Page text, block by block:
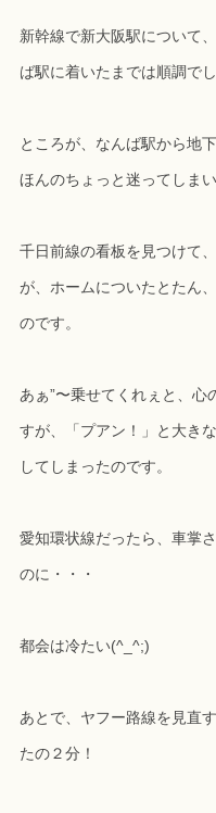
新幹線で新大阪駅について
ば駅に着いたまでは順調でし
ところが、なんば駅から地
ほんのちょっと迷ってしまい
千日前線の看板を見つけて
が、ホームについたとたん
のです。
あぁ”〜乗せてくれぇと、
すが、「プアン！」と大き
してしまったのです。
愛知環状線だったら、車掌
のに・・・
都会は冷たい(^_^;)
あとで、ヤフー路線を見直
たの２分！